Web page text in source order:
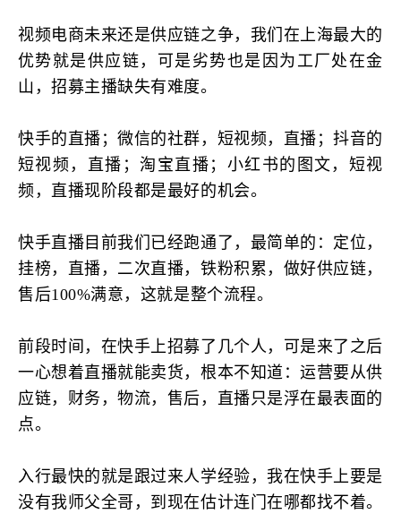
视频电商未来还是供应链之争，我们在上海最大的
优势就是供应链，可是劣势也是因为工厂处在金
山，招募主播缺失有难度。
快手的直播；微信的社群，短视频，直播；抖音的
短视频，直播；淘宝直播；小红书的图文，短视
频，直播现阶段都是最好的机会。
快手直播目前我们已经跑通了，最简单的：定位，
挂榜，直播，二次直播，铁粉积累，做好供应链，
售后100%满意，这就是整个流程。
前段时间，在快手上招募了几个人，可是来了之后
一心想着直播就能卖货，根本不知道：运营要从供
应链，财务，物流，售后，直播只是浮在最表面的
点。
入行最快的就是跟过来人学经验，我在快手上要是
没有我师父全哥，到现在估计连门在哪都找不着。